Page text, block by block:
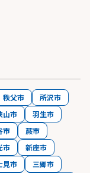
秩父市
所沢市
山市
羽生市
市
蕨市
市
新座市
見市
三郷市